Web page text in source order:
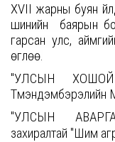
XVII жарны буян
шинийн баярын
гарсан улс,
өглөө.
"УЛСЫН
Түмэндэмбэрэлийн
"УЛСЫН
захиралтай "Шим